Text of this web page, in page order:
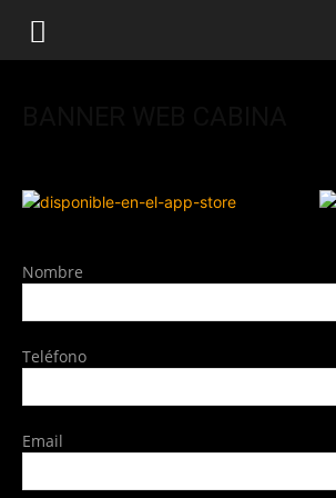
Nombre
Teléfono
Email